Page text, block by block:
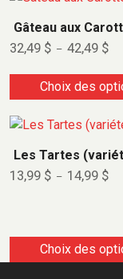
Gâteau aux
32,49 $ – 42,49 $
Choix des
Les Tartes
13,99 $ – 14,99 $
Choix des